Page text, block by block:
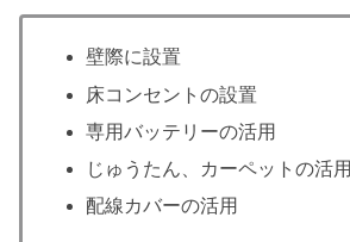
壁際に設置
床コンセントの設置
専用バッテリーの活用
じゅうたん、カーペットの活用
配線カバーの活用